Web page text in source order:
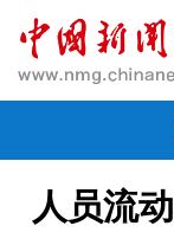
人员流